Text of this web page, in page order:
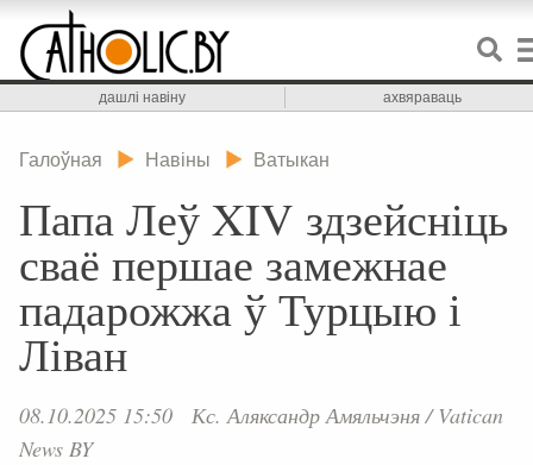
дашлі навіну ахвяраваць
Галоўная Навіны Ватыкан
Папа Леў XIV здзейсніць
сваё першае замежнае
падарожжа ў Турцыю і
Ліван
08.10.2025 15:50 Кс. Аляксандр Амяльчэня/Vatican
News BY